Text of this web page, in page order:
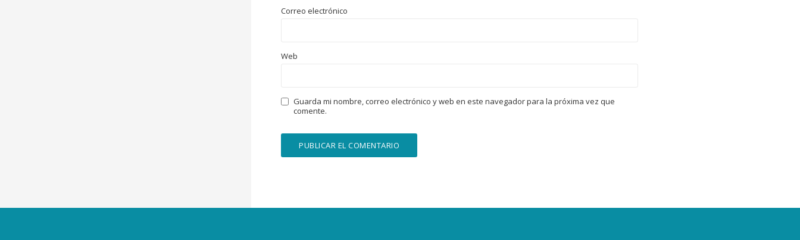
Correo electrónico
Web
Guarda mi nombre, correo electrónico y web en este navegador para la próxima vez que
comente.